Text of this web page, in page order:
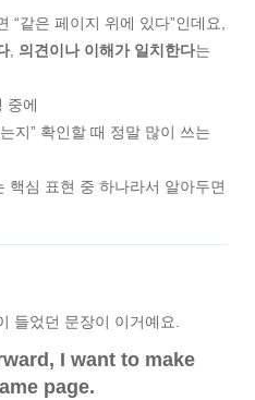
“같은 페이지 위에 있다”인데요,
, 의견이나 이해가 일치한다는
중에
지” 확인할 때 정말 많이 쓰는
핵심 표현 중 하나라서 알아두면
들었던 문장이 이거예요.
I want to make
page.